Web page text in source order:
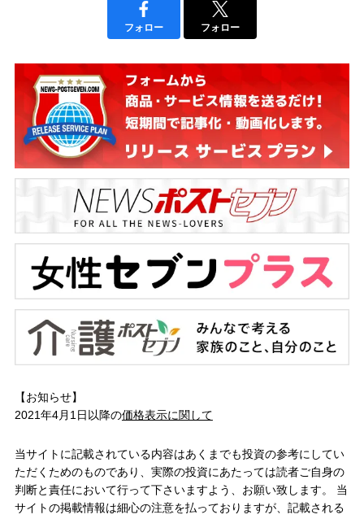
フォロー フォロー
【お知らせ】
2021年4月1日以降の価格表示に関して
当サイトに記載されている内容はあくまでも投資の参考にしてい
ただくためのものであり、実際の投資にあたっては読者ご自身の
判断と責任において行って下さいますよう、お願い致します。 当
サイトの掲載情報は細心の注意を払っておりますが、記載される